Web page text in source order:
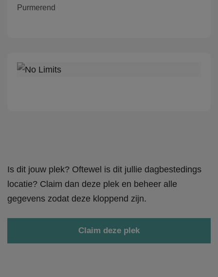
Purmerend
Is dit jouw plek? Oftewel is dit jullie dagbestedings
locatie? Claim dan deze plek en beheer alle
gegevens zodat deze kloppend zijn.
Claim deze plek